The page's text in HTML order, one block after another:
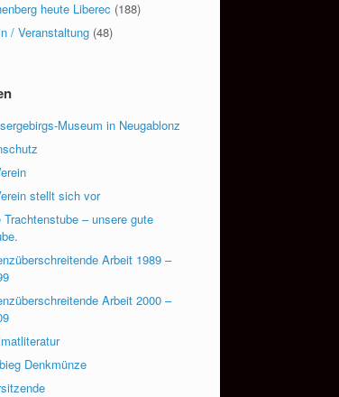
heute Liberec (188)
/ Veranstaltung (48)
Museum in Neugablonz
stellt sich vor
Trachtenstube – unsere gute
Arbeit 1989 –
Arbeit 2000 –
Denkmünze